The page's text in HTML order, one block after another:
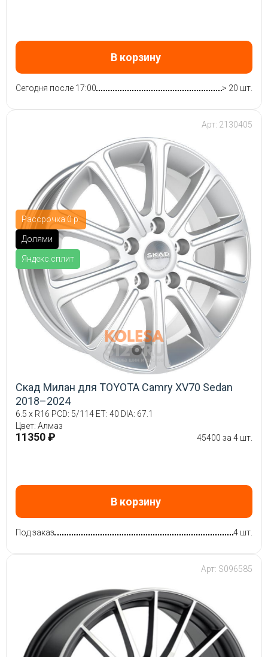
В корзину
Сегодня после 17:00 > 20 шт.
Рассрочка 0 р.
Долями
Яндекс.сплит
Арт: 2130405
Скад Милан для TOYOTA Camry XV70 Sedan
2018–2024
6.5 x R16 PCD: 5/114 ET: 40 DIA: 67.1
Цвет: Алмаз
11350 ₽ 45400 за 4 шт.
В корзину
Под заказ 4 шт.
Арт: S096585